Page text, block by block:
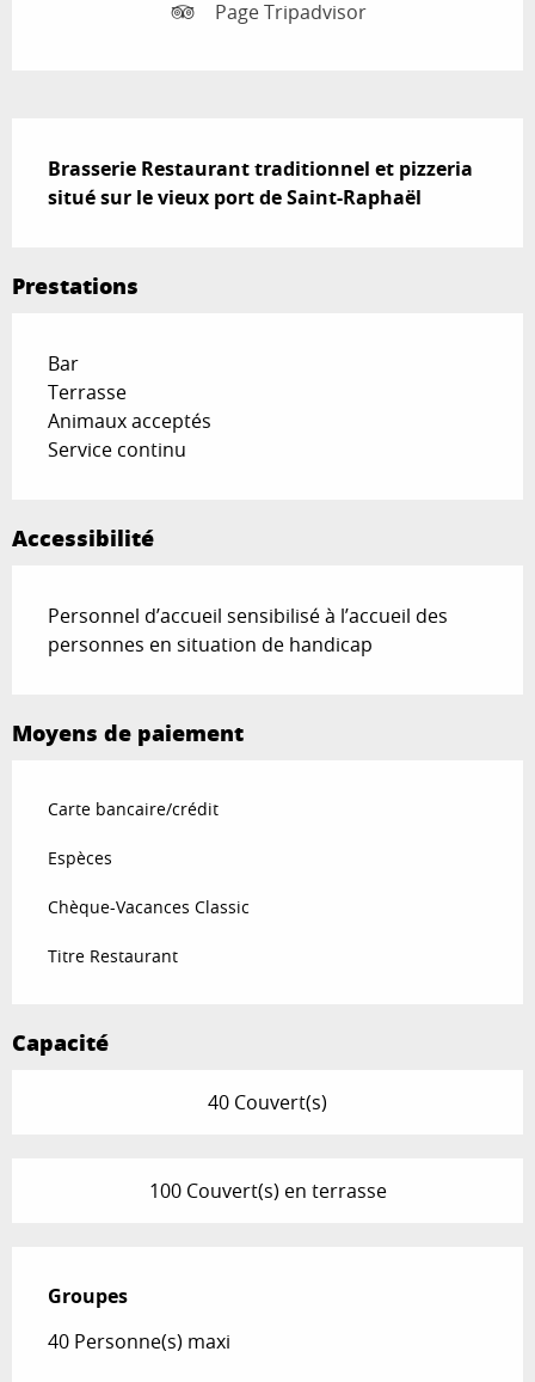
Page Tripadvisor
Brasserie Restaurant traditionnel et pizzeria
situé sur le vieux port de Saint-Raphaël
Prestations
Bar
Terrasse
Animaux acceptés
Service continu
Accessibilité
Personnel d’accueil sensibilisé à l’accueil des
personnes en situation de handicap
Moyens de paiement
Carte bancaire/crédit
Espèces
Chèque-Vacances Classic
Titre Restaurant
Capacité
40 Couvert(s)
100 Couvert(s) en terrasse
Groupes
Groupes
40 Personne(s) maxi